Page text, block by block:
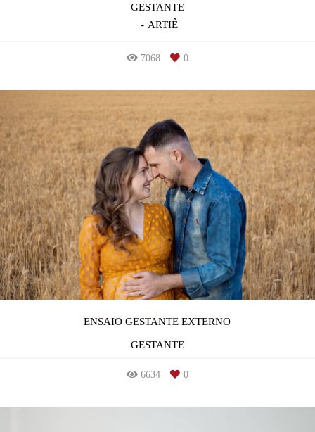
GESTANTE
ARTIÊ
7068 0
ENSAIO GESTANTE EXTERNO
GESTANTE
6634 0